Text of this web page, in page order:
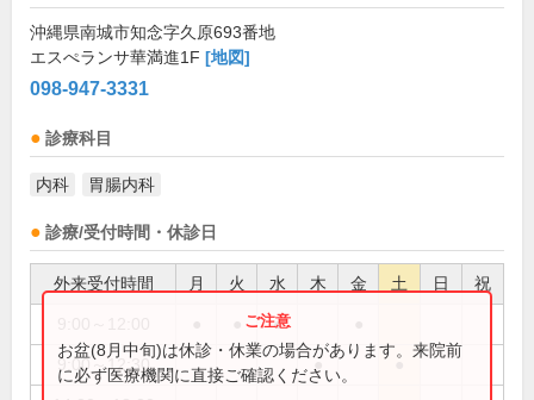
沖縄県南城市知念字久原693番地
エスぺランサ華満進1F [地図]
098-947-3331
診療科目
内科 胃腸内科
診療/受付時間・休診日
外来受付時間 月 火 水 木 金 土 日 祝
●
9:00～12:30 ● ●
お盆(8月中旬)は休診・休業の場合があります。来院前
に必ず医療機関に直接ご確認ください。